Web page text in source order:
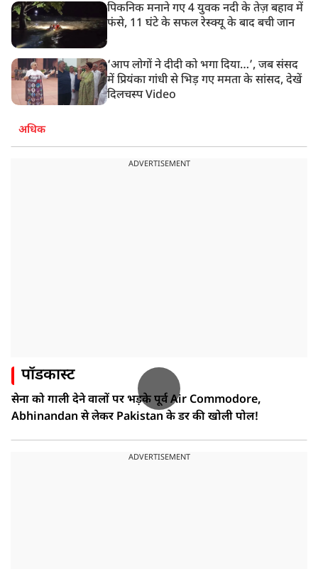
पिकनिक मनाने गए 4 युवक नदी के तेज़ बहाव में
फंसे, 11 घंटे के सफल रेस्क्यू के बाद बची जान
‘आप लोगों ने दीदी को भगा दिया…’, जब संसद
में प्रियंका गांधी से भिड़ गए ममता के सांसद, देखें
दिलचस्प Video
अधिक
ADVERTISEMENT
पॉडकास्ट
सेना को गाली देने वालों पर भड़के पूर्व Air Commodore,
Abhinandan से लेकर Pakistan के डर की खोली पोल!
ADVERTISEMENT